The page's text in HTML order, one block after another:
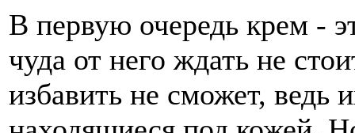
В первую очередь крем -
чуда от него ждать не
избавить не сможет,